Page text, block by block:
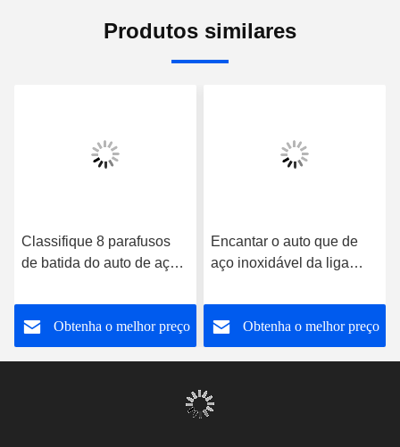
Produtos similares
Classifique 8 parafusos
de batida do auto de aço
tamanho de M6 que
encanta a cabeça
arredondada
Obtenha o melhor preço
Encantar o auto que de
aço inoxidável da liga
movimentação bater
parafusa o tamanho do
comprimento M6 de 6-
Obtenha o melhor preço